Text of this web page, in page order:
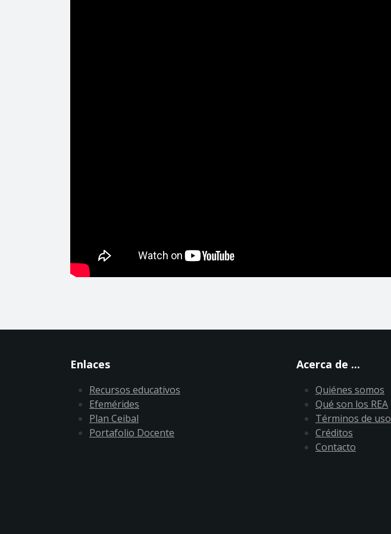
Enlaces
Recursos educativos
Efemérides
Plan Ceibal
Portafolio Docente
Acerca de ...
Quiénes somos
Qué son los REA
Términos de uso
Créditos
Contacto